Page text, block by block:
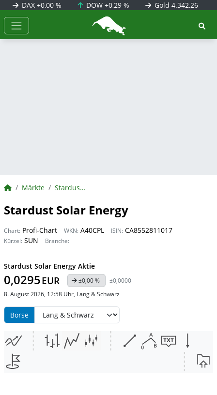
DAX +0,00 % DOW+0,29 % Gold 4.342,26
BörsenNEWS.de
BörsenNEWS.de
Märkte Stardust Solar Energy
Stardust Solar Energy
Chart: Profi-Chart WKN: A40CPL ISIN: CA8552811017
Kürzel: SUN Branche:
Stardust Solar Energy Aktie
0,0295EUR ±0,00 %
±0,0000
8. August 2026, 12:58 Uhr, Lang & Schwarz
Börse